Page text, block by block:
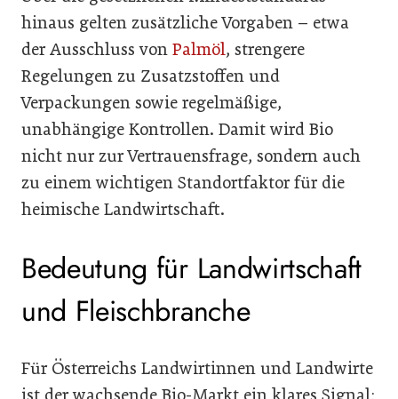
hinaus gelten zusätzliche Vorgaben – etwa
der Ausschluss von Palmöl, strengere
Regelungen zu Zusatzstoffen und
Verpackungen sowie regelmäßige,
unabhängige Kontrollen. Damit wird Bio
nicht nur zur Vertrauensfrage, sondern auch
zu einem wichtigen Standortfaktor für die
heimische Landwirtschaft.
Bedeutung für Landwirtschaft
und Fleischbranche
Für Österreichs Landwirtinnen und Landwirte